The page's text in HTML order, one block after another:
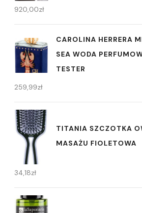
920,00zł
CAROLINA HERRERA
SEA WODA
TESTER
259,99zł
TITANIA SZCZOTKA
MASAŻU FIOLETOWA
34,18zł